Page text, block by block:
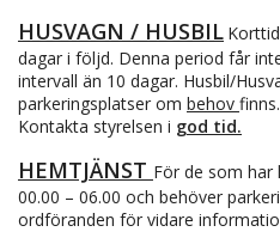
HUSVAGN / HUSBIL
dagar i följd. Denna period får
intervall än 10 dagar. Husbil/
parkeringsplatser om behov
Kontakta styrelsen i god tid.
HEMTJÄNST För de som har
00.00 – 06.00 och behöver
ordföranden för vidare